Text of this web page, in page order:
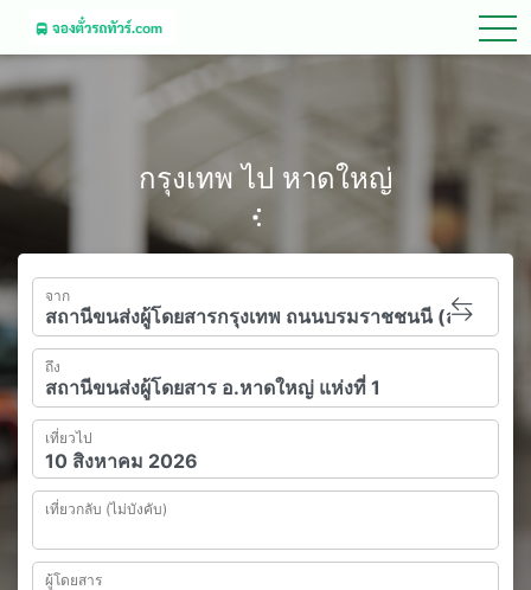
กรุงเทพ ไป หาดใหญ่
จาก
ถึง
เที่ยวไป
เที่ยวกลับ (ไม่บังคับ)
ผู้โดยสาร